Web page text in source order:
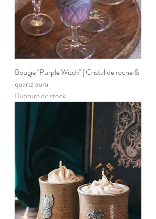
Bougie "Purple Witch" | Cristal de roche &
quartz aura
Rupture de stock